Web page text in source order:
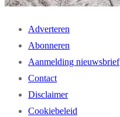
Adverteren
Abonneren
Aanmelding nieuwsbrief
Contact
Disclaimer
Cookiebeleid